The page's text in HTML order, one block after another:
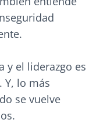
y el liderazgo es
Y, lo más
se vuelve